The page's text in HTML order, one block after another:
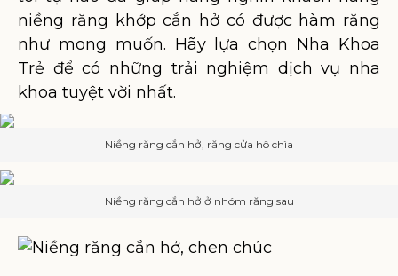
niềng răng khớp cắn hở có được hàm răng
như mong muốn. Hãy lựa chọn Nha Khoa
Trẻ để có những trải nghiệm dịch vụ nha
khoa tuyệt vời nhất.
Niềng răng cắn hở, răng cửa hô chìa
Niềng răng cắn hở ở nhóm răng sau